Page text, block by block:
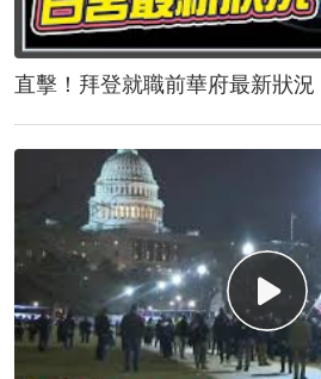
直擊！拜登就職前華府最新狀況